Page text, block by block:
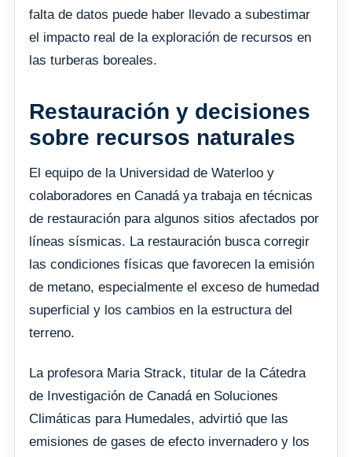
falta de datos puede haber llevado a subestimar
el impacto real de la exploración de recursos en
las turberas boreales.
Restauración y decisiones
sobre recursos naturales
El equipo de la Universidad de Waterloo y
colaboradores en Canadá ya trabaja en técnicas
de restauración para algunos sitios afectados por
líneas sísmicas. La restauración busca corregir
las condiciones físicas que favorecen la emisión
de metano, especialmente el exceso de humedad
superficial y los cambios en la estructura del
terreno.
La profesora Maria Strack, titular de la Cátedra
de Investigación de Canadá en Soluciones
Climáticas para Humedales, advirtió que las
emisiones de gases de efecto invernadero y los